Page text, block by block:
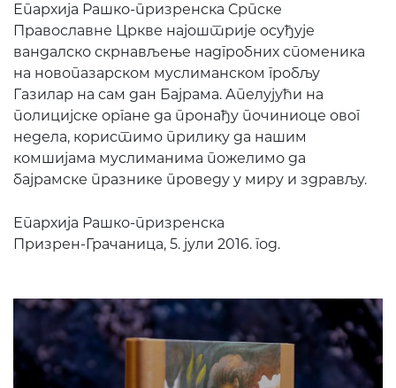
Епархија Рашко-призренска Српске
Православне Цркве најоштрије осуђује
вандалско скрнављење надгробних споменика
на новопазарском муслиманском гробљу
Газилар на сам дан Бајрама. Апелујући на
полицијске органе да пронађу починиоце овог
недела, користимо прилику да нашим
комшијама муслиманима пожелимо да
бајрамске празнике проведу у миру и здрављу.
Епархија Рашко-призренска
Призрен-Грачаница, 5. јули 2016. год.